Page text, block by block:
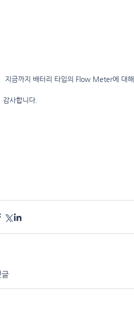
지금까지 배터리 타입의 Flow Meter에 대해
감사합니다.
글